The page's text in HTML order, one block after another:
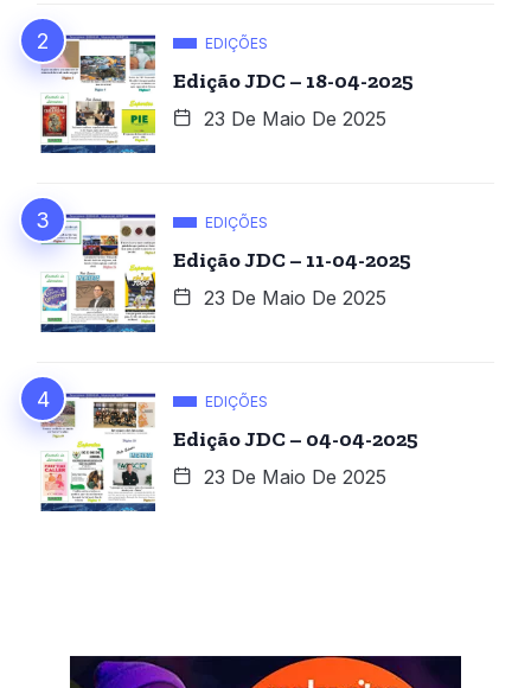
EDIÇÕES
Edição JDC – 18-04-2025
23 De Maio De 2025
EDIÇÕES
Edição JDC – 11-04-2025
23 De Maio De 2025
EDIÇÕES
Edição JDC – 04-04-2025
23 De Maio De 2025